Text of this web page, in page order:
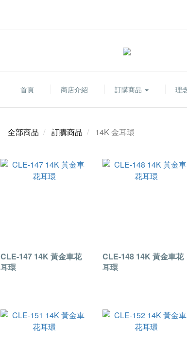
首頁 商店介紹 訂購商品 理
全部商品 訂購商品 14K 金耳環
CLE-147 14K 黃金車花
耳環
CLE-148 14K 黃金車花
耳環